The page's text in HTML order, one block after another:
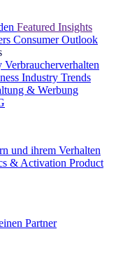
Featured Insights
Consumer Outlook
Verbraucherverhalten
Industry Trends
& Werbung
und ihrem Verhalten
& Activation Product
Partner